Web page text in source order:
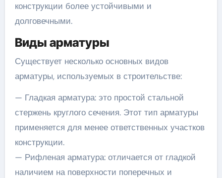
конструкции более устойчивыми и
долговечными.
Виды арматуры
Существует несколько основных видов
арматуры, используемых в строительстве:
— Гладкая арматура: это простой стальной
стержень круглого сечения. Этот тип арматуры
применяется для менее ответственных участков
конструкции.
— Рифленая арматура: отличается от гладкой
наличием на поверхности поперечных и